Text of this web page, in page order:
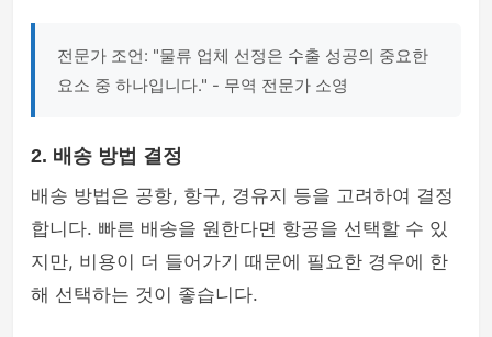
전문가 조언: "물류 업체 선정은 수출 성공의 중요한
요소 중 하나입니다." - 무역 전문가 소영
2. 배송 방법 결정
배송 방법은 공항, 항구, 경유지 등을 고려하여 결정
합니다. 빠른 배송을 원한다면 항공을 선택할 수 있
지만, 비용이 더 들어가기 때문에 필요한 경우에 한
해 선택하는 것이 좋습니다.